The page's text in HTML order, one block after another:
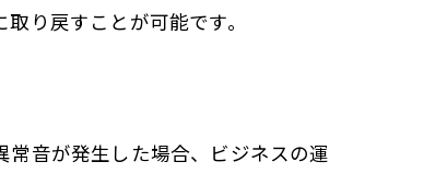
り戻すことが可能です。
音が発生した場合、ビジネスの運